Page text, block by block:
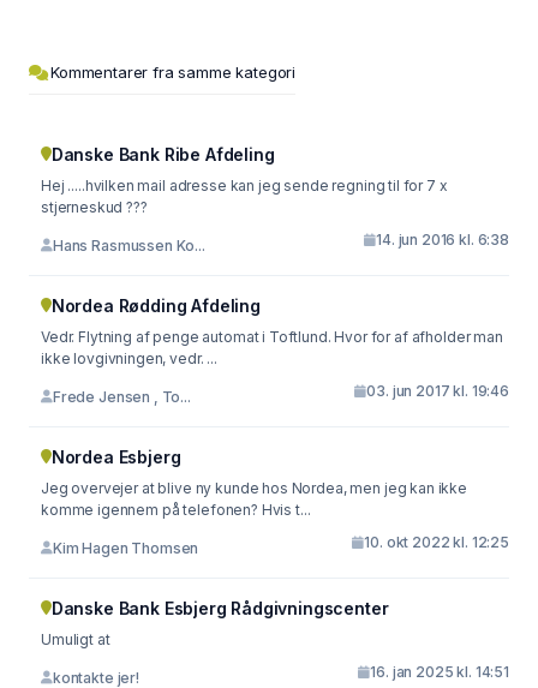
Kommentarer fra samme kategori
Danske Bank Ribe Afdeling
Hej .....hvilken mail adresse kan jeg sende regning til for 7 x
stjerneskud ???
Hans Rasmussen Ko... 14. jun 2016 kl. 6:38
Nordea Rødding Afdeling
Vedr. Flytning af penge automat i Toftlund. Hvor for af afholder man
ikke lovgivningen, vedr. ...
Frede Jensen , To... 03. jun 2017 kl. 19:46
Nordea Esbjerg
Jeg overvejer at blive ny kunde hos Nordea, men jeg kan ikke
komme igennem på telefonen? Hvis t...
Kim Hagen Thomsen 10. okt 2022 kl. 12:25
Danske Bank Esbjerg Rådgivningscenter
Umuligt at
kontakte jer! 16. jan 2025 kl. 14:51